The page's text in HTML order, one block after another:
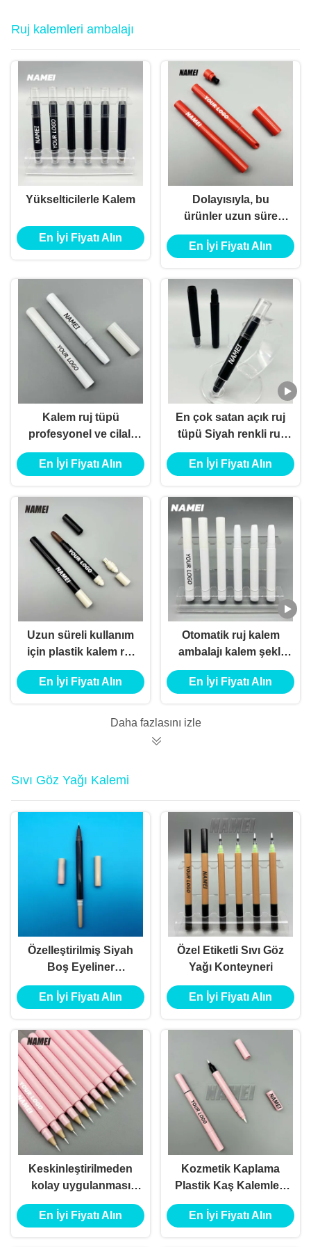
Ruj kalemleri ambalajı
Yükselticilerle Kalem
En İyi Fiyatı Alın
Dolayısıyla, bu
ürünler uzun süre
kullanılabilir ve
lekelere dayanıklıdır.
En İyi Fiyatı Alın
Kalem ruj tüpü
profesyonel ve cilalı
bir dudak
görünümünün sırrı
En İyi Fiyatı Alın
En çok satan açık ruj
tüpü Siyah renkli ruj
fırça ile ambalaj
konteyneri
En İyi Fiyatı Alın
Uzun süreli kullanım
için plastik kalem ruj
tüpü
En İyi Fiyatı Alın
Otomatik ruj kalem
ambalajı kalem şekli
ve lekesiz teknolojiyle
boş ruj tüpleri
En İyi Fiyatı Alın
Daha fazlasını izle
Sıvı Göz Yağı Kalemi
Özelleştirilmiş Siyah
Boş Eyeliner
Kalemleri
En İyi Fiyatı Alın
Özel Etiketli Sıvı Göz
Yağı Konteyneri
En İyi Fiyatı Alın
Keskinleştirilmeden
kolay uygulanması
için Vegan Sıvı
Eyeliner Kalemi
En İyi Fiyatı Alın
Kozmetik Kaplama
Plastik Kaş Kalemleri
Paketleme Sıvı
Eyeliner Kalem
En İyi Fiyatı Alın